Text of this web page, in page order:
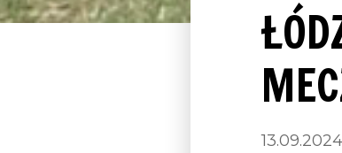
13.09.2024